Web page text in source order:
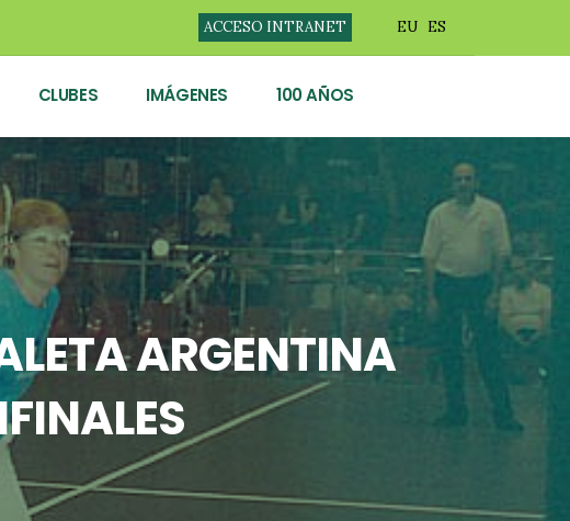
ACCESO INTRANET EU ES
CLUBES IMÁGENES 100 AÑOS
ARGENTINA